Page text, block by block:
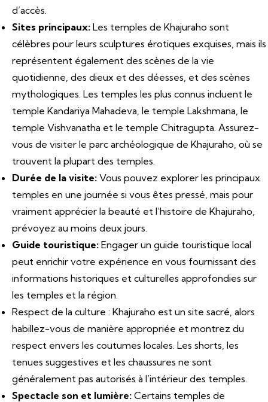
d’accès.
Sites principaux: Les temples de Khajuraho sont
célèbres pour leurs sculptures érotiques exquises, mais ils
représentent également des scènes de la vie
quotidienne, des dieux et des déesses, et des scènes
mythologiques. Les temples les plus connus incluent le
temple Kandariya Mahadeva, le temple Lakshmana, le
temple Vishvanatha et le temple Chitragupta. Assurez-
vous de visiter le parc archéologique de Khajuraho, où se
trouvent la plupart des temples.
Durée de la visite: Vous pouvez explorer les principaux
temples en une journée si vous êtes pressé, mais pour
vraiment apprécier la beauté et l’histoire de Khajuraho,
prévoyez au moins deux jours.
Guide touristique: Engager un guide touristique local
peut enrichir votre expérience en vous fournissant des
informations historiques et culturelles approfondies sur
les temples et la région.
Respect de la culture : Khajuraho est un site sacré, alors
habillez-vous de manière appropriée et montrez du
respect envers les coutumes locales. Les shorts, les
tenues suggestives et les chaussures ne sont
généralement pas autorisés à l’intérieur des temples.
Spectacle son et lumière: Certains temples de